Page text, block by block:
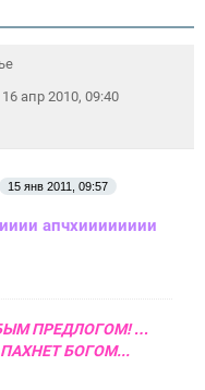
16 апр 2010, 09:40
15 янв 2011, 09:57
апчхииииииии
ПРЕДЛОГОМ! …
БОГОМ...